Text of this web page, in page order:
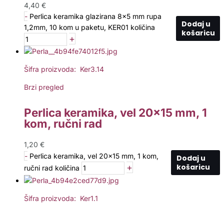
4,40 €
- Perlica keramika glazirana 8x5 mm rupa
1,2mm, 10 kom u paketu, KER01 količina
+
Dodaj u
košaricu
Šifra proizvoda: Ker3.14
Brzi pregled
Perlica keramika, vel 20×15 mm, 1
kom, ručni rad
1,20 €
- Perlica keramika, vel 20x15 mm, 1 kom,
ručni rad količina
+
Dodaj u
košaricu
Šifra proizvoda: Ker1.1